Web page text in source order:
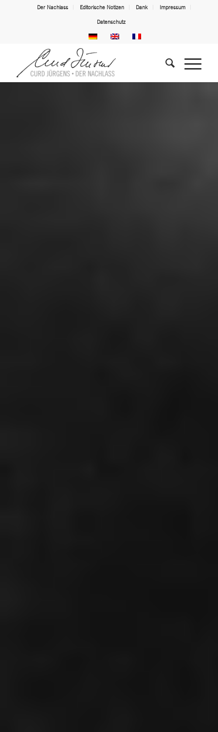
Der Nachlass Editorische Notizen Dank Impressum
Datenschutz